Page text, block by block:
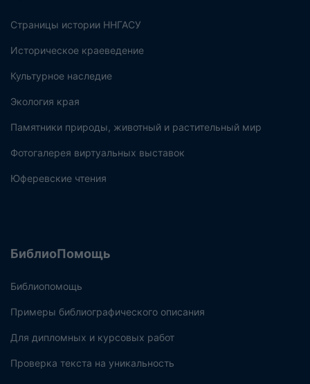
Страницы истории ННГАСУ
Историческое краеведение
Культурное наследие
Экология края
Памятники природы, животный и растительный мир
Фотогалерея виртуальных выставок
Юферевские чтения
БиблиоПомощь
Библиопомощь
Примеры библиографического описания
Для дипломных и курсовых работ
Проверка текста на уникальность